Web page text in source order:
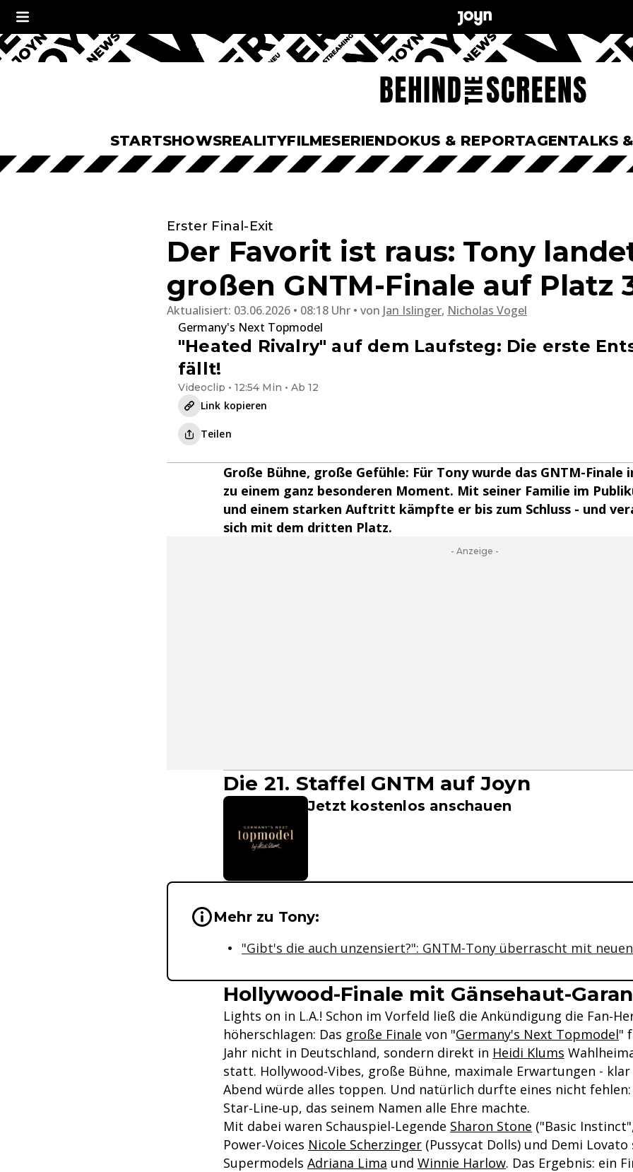
STARTSHOWSREALITYFILMESERIENDOKUS & REPORTAGENTALKS
Erster Final-Exit
Der Favorit ist raus: Tony
großen GNTM-Finale auf Platz
Aktualisiert: 03.06.2026 • 08:18 Uhr von Jan Islinger, Nicholas Vogel
Germany's Next Topmodel
"Heated Rivalry" auf dem Laufsteg: Die erste
fällt!
Videoclip • 12:54 Min • Ab 12
Link kopieren
Teilen
Große Bühne, große Gefühle: Für Tony wurde das GNTM-Finale
zu einem ganz besonderen Moment. Mit seiner Familie im
und einem starken Auftritt kämpfte er bis zum Schluss - und
sich mit dem dritten Platz.
- Anzeige -
Die 21. Staffel GNTM auf Joyn
Jetzt kostenlos anschauen
Wichtige Hinweise & Informationen zum Inhalt
Mehr zu Tony:
"Gibt's die auch unzensiert?": GNTM-Tony überrascht mit
Hollywood-Finale mit Gänsehaut-
Lights on in L.A.! Schon im Vorfeld ließ die Ankündigung die
höherschlagen: Das große Finale von "Germany's Next Topmodel"
Jahr nicht in Deutschland, sondern direkt in Heidi Klums
statt. Hollywood‑Vibes, große Bühne, maximale Erwartungen -
Abend würde alles toppen. Und natürlich durfte eines nicht fehlen:
Star‑Line‑up, das seinem Namen alle Ehre machte.
Mit dabei waren Schauspiel‑Legende Sharon Stone ("Basic
Power‑Voices Nicole Scherzinger (Pussycat Dolls) und Demi Lovato
Supermodels Adriana Lima und Winnie Harlow. Das Ergebnis: ein